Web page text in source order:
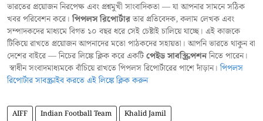
ভারতের প্রয়োজন নিরপেক্ষ এবং প্রশ্নমুখী সাংবাদিকতা — যা আপনার সামনে সঠিক
খবর পরিবেশন করে।পিপলস রিপোর্টারতার প্রতিবেদক, কলাম লেখক এবং
সম্পাদকদের মাধ্যমে বিগত ১০ বছর ধরে সেই চেষ্টাই চালিয়ে যাচ্ছে। এই কাজকে
টিকিয়ে রাখতে প্রয়োজন আপনাদের মতো পাঠকদের সহায়তা। আপনি ভারতে থাকুন বা
দেশের বাইরে — নিচের লিঙ্কে ক্লিক করে একটিপেইড সাবস্ক্রিপশননিতে পারেন।
স্বাধীন সংবাদমাধ্যমকে বাঁচিয়ে রাখতে পিপলস রিপোর্টারের পাশে দাঁড়ান।পিপলস
রিপোর্টার সাবস্ক্রাইব করতে এই লিঙ্কে ক্লিক করুন
AIFF Indian Football Team Khalid Jamil